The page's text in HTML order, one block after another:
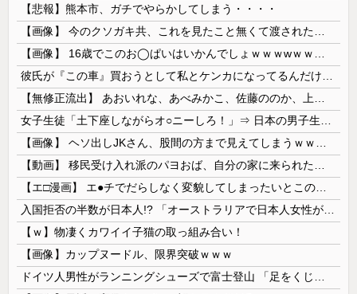
【悲報】熊本市、ガチでやらかしてしまう・・・・
【ｗ】物凄くカワイイ子猫の取っ組み合い！
【画像】カップヌードル、限界突破ｗｗｗ